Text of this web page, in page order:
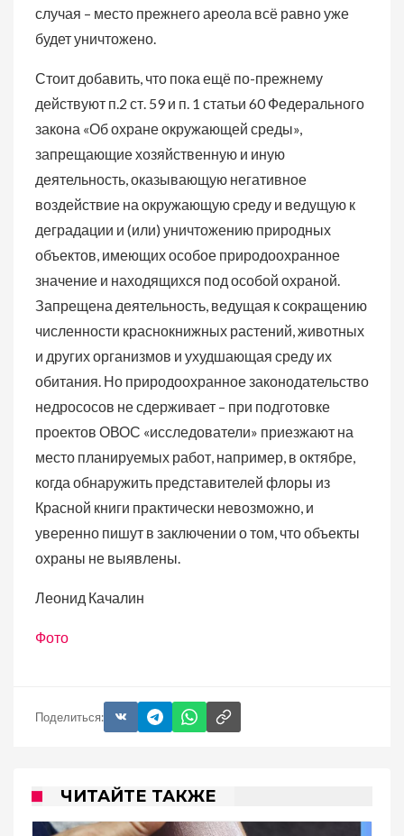
случая – место прежнего ареола всё равно уже
будет уничтожено.
Стоит добавить, что пока ещё по-прежнему
действуют п.2 ст. 59 и п. 1 статьи 60 Федерального
закона «Об охране окружающей среды»,
запрещающие хозяйственную и иную
деятельность, оказывающую негативное
воздействие на окружающую среду и ведущую к
деградации и (или) уничтожению природных
объектов, имеющих особое природоохранное
значение и находящихся под особой охраной.
Запрещена деятельность, ведущая к сокращению
численности краснокнижных растений, животных
и других организмов и ухудшающая среду их
обитания. Но природоохранное законодательство
недрососов не сдерживает – при подготовке
проектов ОВОС «исследователи» приезжают на
место планируемых работ, например, в октябре,
когда обнаружить представителей флоры из
Красной книги практически невозможно, и
уверенно пишут в заключении о том, что объекты
охраны не выявлены.
Леонид Качалин
Фото
Поделиться:
ЧИТАЙТЕ ТАКЖЕ